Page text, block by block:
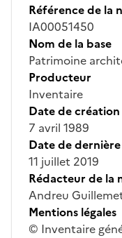
Référence de la
IA00051450
Nom de la base
Patrimoine
Producteur
Inventaire
Date de
7 avril 1989
Date de
11 juillet 2019
Rédacteur de la
Andreu
Mentions légales
© Inventaire